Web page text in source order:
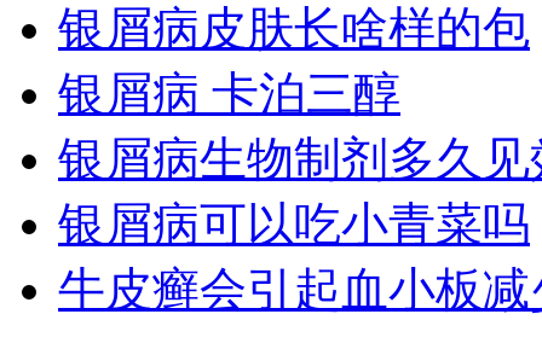
银屑病皮肤长啥样的包
银屑病 卡泊三醇
银屑病生物制剂多久见
银屑病可以吃小青菜吗
牛皮癣会引起血小板减